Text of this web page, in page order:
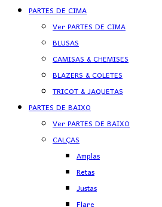
PARTES DE CIMA
Ver PARTES DE CIMA
BLUSAS
CAMISAS & CHEMISES
BLAZERS & COLETES
TRICOT & JAQUETAS
PARTES DE BAIXO
Ver PARTES DE BAIXO
CALÇAS
Amplas
Retas
Justas